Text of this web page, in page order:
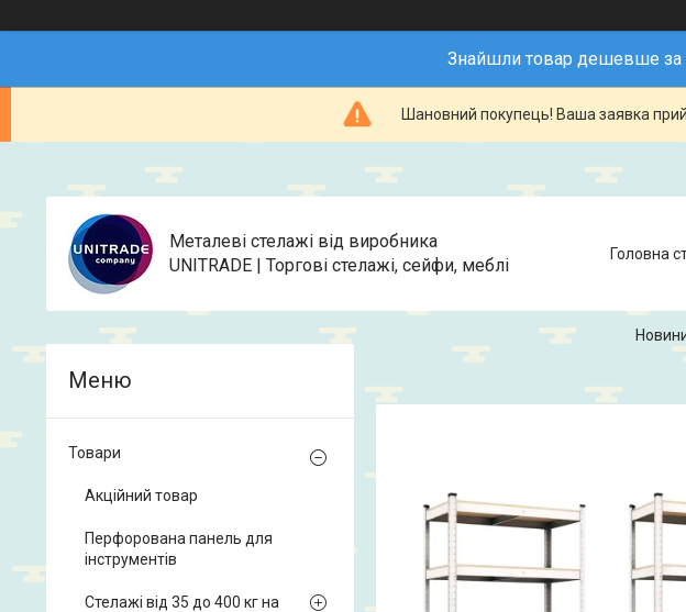
Знайшли товар дешевше
Шановний покупець! Ваша заявка
Металеві стелажі від виробника
UNITRADE | Торгові стелажі, сейфи, меблі
Головна
Товари
Акційний товар
Перфорована панель для
інструментів
Стелажі від 35 до 400 кг на